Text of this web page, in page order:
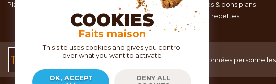
Plan du site
Nos promos & bons plans
Conseils et recettes
Conditions générales de
Données personnelles
COOKIES
Faits maison
This site uses cookies and gives you control
over what you want to activate
OK, ACCEPT
DENY ALL